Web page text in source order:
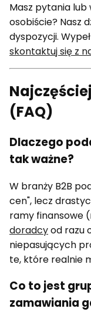
Masz pytania
osobiście? Nasz
dyspozycji.
skontaktuj się z
(FAQ)
Dlaczego
tak ważne?
W branży B2B
cen", lecz
ramy finansowe
doradcyod razu
niepasujących
te, które realnie
Co to jest
zamawiania